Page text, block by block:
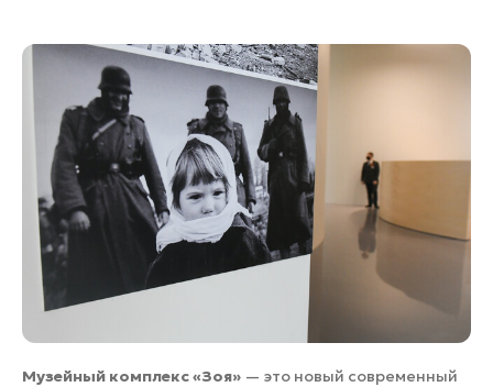
Музейный комплекс «Зоя» — это новый современный